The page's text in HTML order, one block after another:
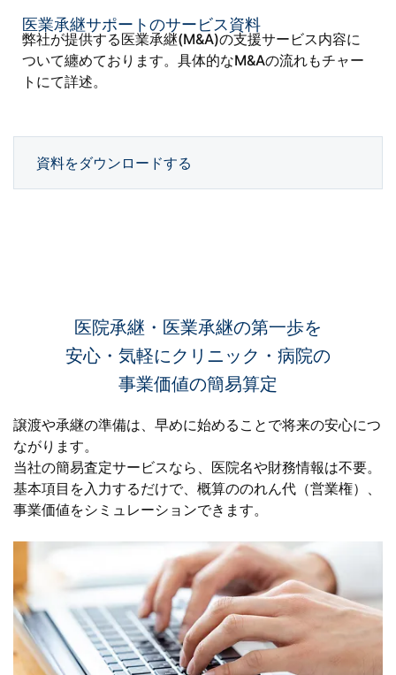
医業承継サポートのサービス資料
弊社が提供する医業承継(M&A)の支援サービス内容に
ついて纏めております。具体的なM&Aの流れもチャー
トにて詳述。
資料をダウンロードする
医院承継・医業承継の第一歩を
安心・気軽にクリニック・病院の
事業価値の簡易算定
譲渡や承継の準備は、早めに始めることで将来の安心につ
ながります。
当社の簡易査定サービスなら、医院名や財務情報は不要。
基本項目を入力するだけで、 概算ののれん代（営業権）、
事業価値をシミュレーションできます。